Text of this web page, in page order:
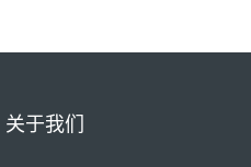
关于我们